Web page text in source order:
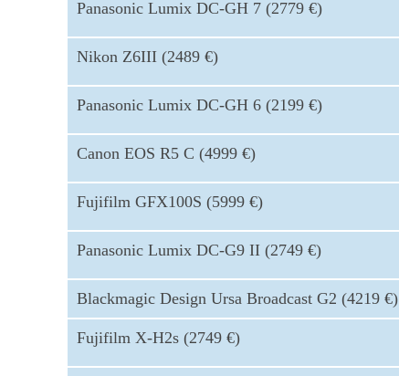
Panasonic Lumix DC-GH 7 (2779 €)
Nikon Z6III (2489 €)
Panasonic Lumix DC-GH 6 (2199 €)
Canon EOS R5 C (4999 €)
Fujifilm GFX100S (5999 €)
Panasonic Lumix DC-G9 II (2749 €)
Blackmagic Design Ursa Broadcast G2 (4219 €)
Fujifilm X-H2s (2749 €)